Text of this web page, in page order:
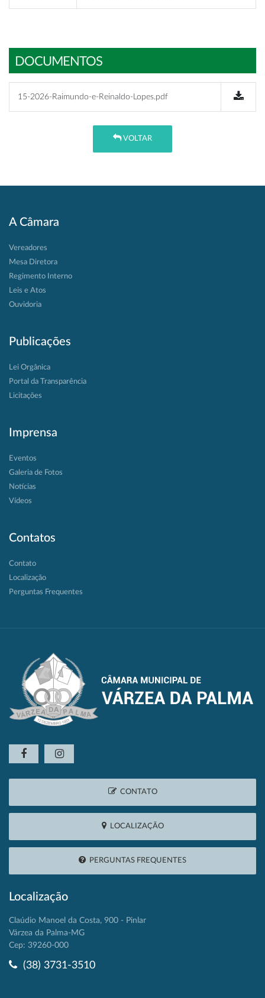
DOCUMENTOS
15-2026-Raimundo-e-Reinaldo-Lopes.pdf
VOLTAR
A Câmara
Vereadores
Mesa Diretora
Regimento Interno
Leis e Atos
Ouvidoria
Publicações
Lei Orgânica
Portal da Transparência
Licitações
Imprensa
Eventos
Galeria de Fotos
Notícias
Vídeos
Contatos
Contato
Localização
Perguntas Frequentes
CONTATO
LOCALIZAÇÃO
PERGUNTAS FREQUENTES
Localização
Claúdio Manoel da Costa, 900 - Pinlar
Várzea da Palma-MG
Cep: 39260-000
(38) 3731-3510